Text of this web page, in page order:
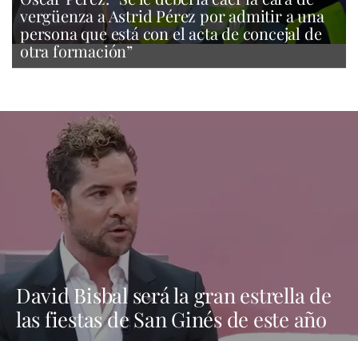
vergüenza a Astrid Pérez por admitir a una
persona que está con el acta de concejal de
otra formación”
David Bisbal será la gran estrella de
las fiestas de San Ginés de este año